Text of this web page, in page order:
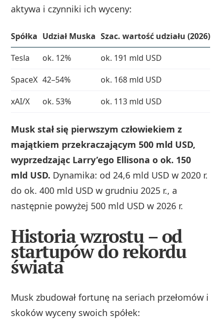
aktywa i czynniki ich wyceny:
Spółka Udział Muska Szac. wartość udziału (2026)
Tesla
ok. 12% ok. 191 mld USD
SpaceX 42–54% ok. 168 mld USD
xAI/X
ok. 53% ok. 113 mld USD
Musk stał się pierwszym człowiekiem z
majątkiem przekraczającym 500 mld USD,
wyprzedzając Larry’ego Ellisona o ok. 150
mld USD. Dynamika: od 24,6 mld USD w 2020 r.
do ok. 400 mld USD w grudniu 2025 r., a
następnie powyżej 500 mld USD w 2026 r.
Historia wzrostu – od
startupów do rekordu
świata
Musk zbudował fortunę na seriach przełomów i
skoków wyceny swoich spółek: